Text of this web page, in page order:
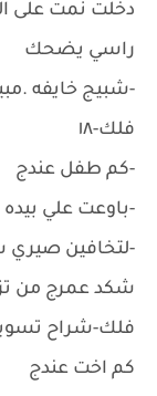
دخلت نمت على
راسي يضحك
-شبيج خايفه
فلك-١٨
-كم طفل عندج
-باوعت علي
-لتخافين صيري
شكد عمرج من
فلك-شراح
كم اخت عندج